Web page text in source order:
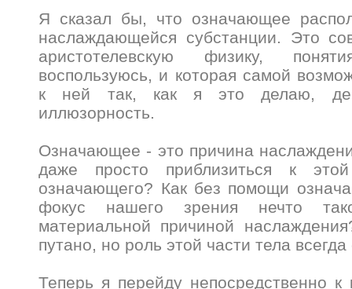
Я сказал бы, что означающее
наслаждающейся субстанции. Это
аристотелевскую физику,
воспользуюсь, и которая самой
к ней так, как я это делаю,
иллюзорность.
Означающее - это причина
даже просто приблизиться к
означающего? Как без помощи
фокус нашего зрения нечто
материальной причиной
путано, но роль этой части тела
Теперь я перейду непосредственно к